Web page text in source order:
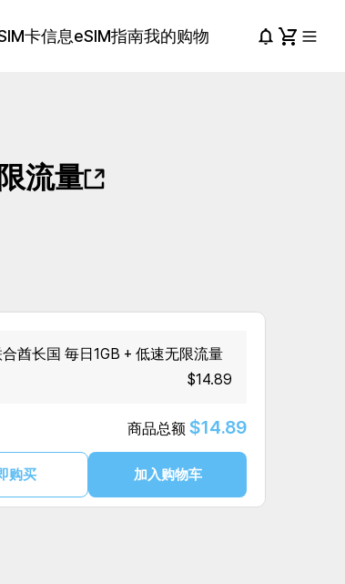
卡信息eSIM指南我的购物
流量
酋长国 毎日1GB + 低速无限流量
$14.89
商品总额 $14.89
购买 加入购物车